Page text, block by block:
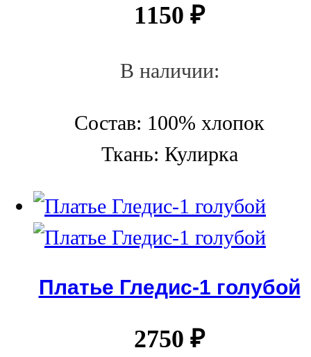
1150 ₽
В наличии:
Состав: 100% хлопок
Ткань: Кулирка
Платье Гледис-1 голубой
2750 ₽